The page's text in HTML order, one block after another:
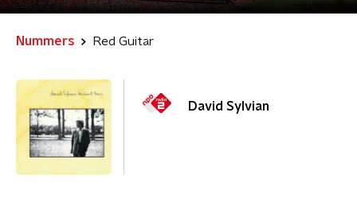
Nummers Red Guitar
David Sylvian